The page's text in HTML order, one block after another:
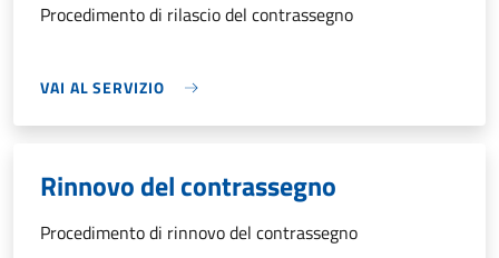
Procedimento di rilascio del contrassegno
VAI AL SERVIZIO
Rinnovo del contrassegno
Procedimento di rinnovo del contrassegno